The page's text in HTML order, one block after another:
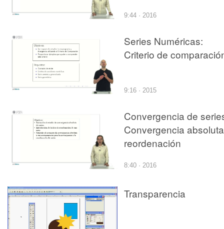
9:44 · 2016
Series Numéricas:
Criterio de
9:16 · 2015
Convergencia de
Convergencia
reordenación
8:40 · 2016
Transparencia